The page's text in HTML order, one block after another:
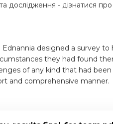
дослідження - дізнатися
Ednannia designed a survey
they had found
of any kind that had
and comprehensive manner.